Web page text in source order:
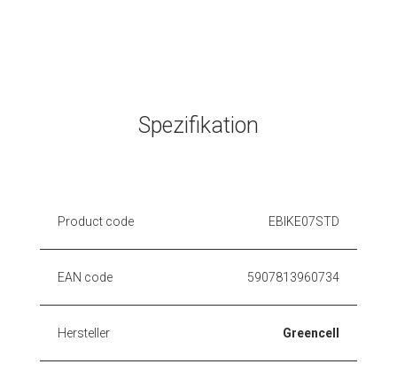
Spezifikation
Product code EBIKE07STD
EAN code 5907813960734
Hersteller Greencell